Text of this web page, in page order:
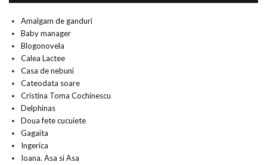
Amalgam de ganduri
Baby manager
Blogonovela
Calea Lactee
Casa de nebuni
Cateodata soare
Cristina Toma Cochinescu
Delphinas
Doua fete cucuiete
Gagaita
Ingerica
Ioana. Asa si Asa